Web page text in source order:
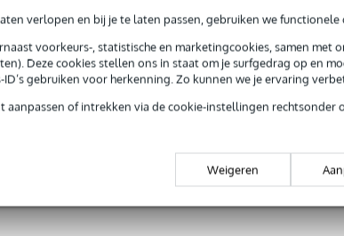
verlopen en bij je te laten passen, gebruiken we functionele
voorkeurs-, statistische en marketingcookies, samen met
Deze cookies stellen ons in staat om je surfgedrag op en
ID’s gebruiken voor herkenning. Zo kunnen we je ervaring
aanpassen of intrekken via de cookie-instellingen rechtsonder
Weigeren
adapter